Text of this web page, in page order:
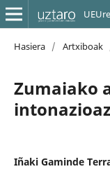
Hasiera / Artxiboak
Zumaiako
intonazioaz
Iñaki Gaminde